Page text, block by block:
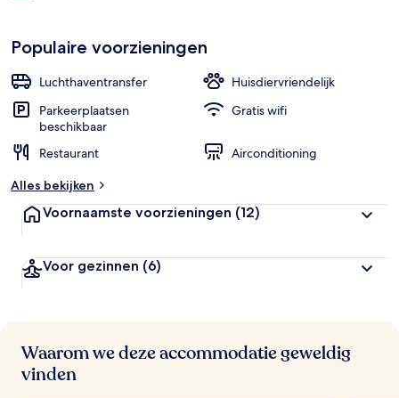
Populaire voorzieningen
Luchthaventransfer
Huisdiervriendelijk
Parkeerplaatsen
beschikbaar
Gratis wifi
Restaurant
Airconditioning
Alles bekijken
Voornaamste voorzieningen (12)
Voor gezinnen (6)
Waarom we deze accommodatie geweldig
vinden